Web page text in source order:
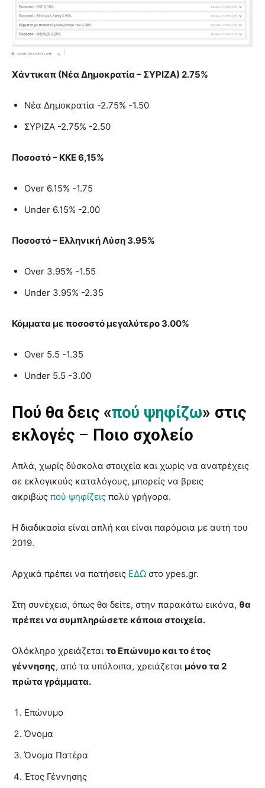
Χάντικαπ (Νέα Δημοκρατία – ΣΥΡΙΖΑ) 2.75%
Νέα Δημοκρατία -2.75% -1.50
ΣΥΡΙΖΑ -2.75% -2.50
Ποσοστό – ΚΚΕ 6,15%
Over 6.15% -1.75
Under 6.15% -2.00
Ποσοστό – Ελληνική Λύση 3.95%
Over 3.95% -1.55
Under 3.95% -2.35
Κόμματα με ποσοστό μεγαλύτερο 3.00%
Over 5.5 -1.35
Under 5.5 -3.00
Πού θα δεις «πού ψηφίζω» στις
εκλογές – Ποιο σχολείο
Απλά, χωρίς δύσκολα στοιχεία και χωρίς να ανατρέχεις
σε εκλογικούς καταλόγους, μπορείς να βρεις
ακριβώς πού ψηφίζεις πολύ γρήγορα.
Η διαδικασία είναι απλή και είναι παρόμοια με αυτή του
2019.
Αρχικά πρέπει να πατήσεις ΕΔΩ στο ypes.gr.
Στη συνέχεια, όπως θα δείτε, στην παρακάτω εικόνα, θα
πρέπει να συμπληρώσετε κάποια στοιχεία.
Ολόκληρο χρειάζεται το Επώνυμο και το έτος
γέννησης, από τα υπόλοιπα, χρειάζεται μόνο τα 2
πρώτα γράμματα.
Επώνυμο
Όνομα
Όνομα Πατέρα
Έτος Γέννησης